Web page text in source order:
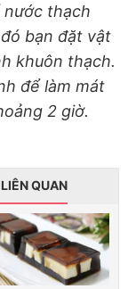
nước thạch
bạn đặt vật
khuôn thạch.
để làm mát
2 giờ.
QUAN